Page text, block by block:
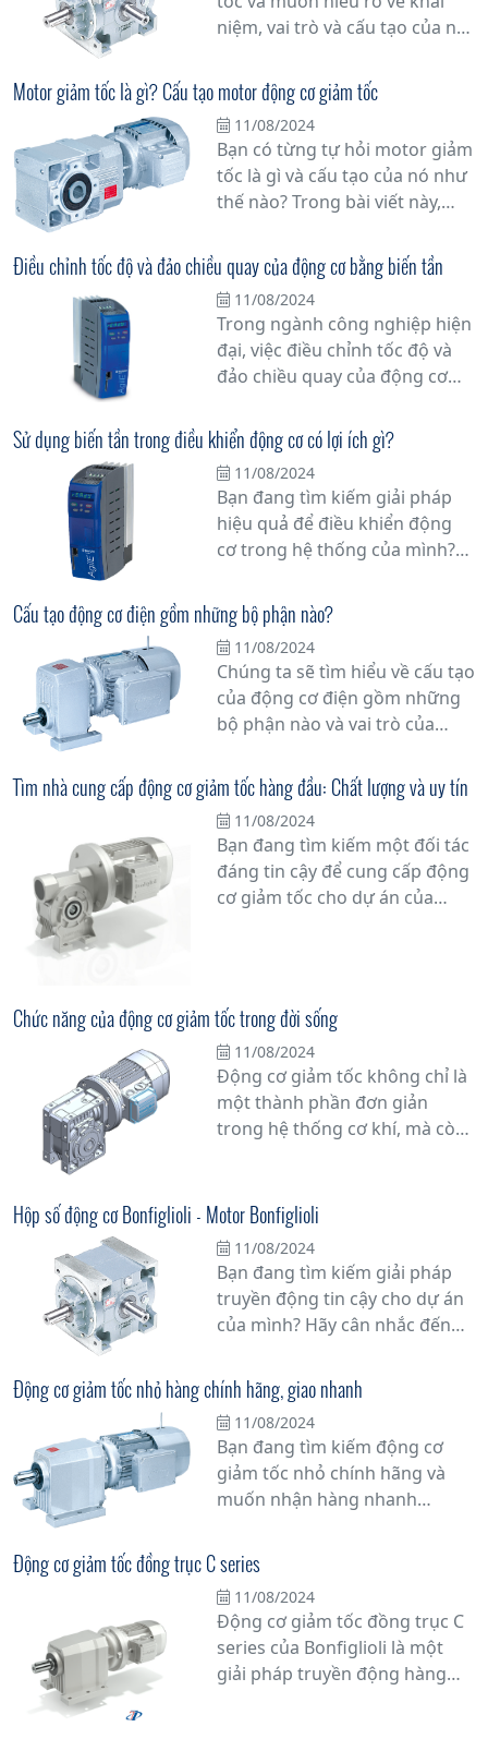
niệm, vai trò và cấu tạo của nó?
Trong bài viết này, chúng tôi sẽ
cung cấp thông tin đầy đủ và
chi tiết về hộp giảm tốc để giúp
bạn hiểu rõ hơn về nó.
Motor giảm tốc là gì? Cấu tạo motor động cơ giảm tốc
11/08/2024
Bạn có từng tự hỏi motor giảm
tốc là gì và cấu tạo của nó như
thế nào? Trong bài viết này,
mắc của bạn về motor giảm
tốc, một thiết bị quan trọng
trong công nghiệp và các ứng
dụng khác.
Điều chỉnh tốc độ và đảo chiều quay của động cơ bằng biến tần
11/08/2024
Trong ngành công nghiệp hiện
đại, việc điều chỉnh tốc độ và
đảo chiều quay của động cơ
một yếu tố quan trọng trong
việc tối ưu hóa hiệu suất và tiết
kiệm năng lượng. Với sự tiến
bộ của công nghệ, biến tần đã
trở thành một giải pháp hiệu
quả để thực hiện các chức
Sử dụng biến tần trong điều khiển động cơ có lợi ích gì?
11/08/2024
Bạn đang tìm kiếm giải pháp
hiệu quả để điều khiển động
cơ trong hệ thống của mình?
cho nhu cầu của bạn. Trong bài
viết này, chúng tôi sẽ giải thích
chi tiết về lợi ích và ưu việt của
việc sử dụng biến tần trong
điều khiển động cơ.
Cấu tạo động cơ điện gồm những bộ phận nào?
11/08/2024
Chúng ta sẽ tìm hiểu về cấu tạo
của động cơ điện gồm những
bộ phận nào và vai trò của
động của động cơ.
Tìm nhà cung cấp động cơ giảm tốc hàng đầu: Chất lượng và uy tín
11/08/2024
Bạn đang tìm kiếm một đối tác
đáng tin cậy để cung cấp động
cơ giảm tốc cho dự án của
chất lượng và uy tín, nhà cung
cấp động cơ giảm tốc hàng
đầu sẽ đồng hành cùng bạn
trong mọi công việc.
Chức năng của động cơ giảm tốc trong đời sống
11/08/2024
Động cơ giảm tốc không chỉ là
một thành phần đơn giản
trong hệ thống cơ khí, mà còn
hành của nhiều thiết bị và máy
móc trong thực tế.
Hộp số động cơ Bonfiglioli - Motor Bonfiglioli
11/08/2024
Bạn đang tìm kiếm giải pháp
truyền động tin cậy cho dự án
của mình? Hãy cân nhắc đến
Motor Bonfiglioli, một lựa chọn
hàng đầu cho các ứng dụng
công nghiệp. Với hơn nửa thế
kỷ kinh nghiệm trong ngành,
Bonfiglioli đã khẳng định vị thế
của mình là một trong những
về truyền động
Động cơ giảm tốc nhỏ hàng chính hãng, giao nhanh
11/08/2024
Bạn đang tìm kiếm động cơ
giảm tốc nhỏ chính hãng và
muốn nhận hàng nhanh
Chúng tôi cung cấp động cơ
giảm tốc nhỏ từ các thương
hiệu uy tín, cam kết chất lượng
hàng chính hãng.
Động cơ giảm tốc đồng trục C series
11/08/2024
Động cơ giảm tốc đồng trục C
series của Bonfiglioli là một
giải pháp truyền động hàng